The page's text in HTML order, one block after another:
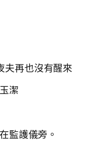
夫再也沒有醒來
潔
監護儀旁。